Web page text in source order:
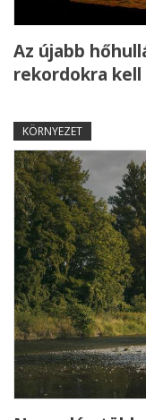
Az újabb
rekordokra
KÖRNYEZET